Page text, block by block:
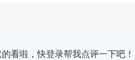
看啦，快登录帮我点评一下吧！